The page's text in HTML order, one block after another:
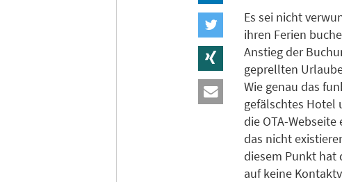
Es sei nicht
ihren Ferien
Anstieg der
geprellten
Wie genau das
gefälschtes Hotel
die OTA-
das nicht
diesem Punkt hat
auf keine